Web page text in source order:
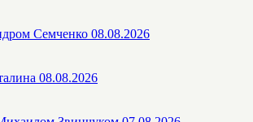
Семченко 08.08.2026
08.08.2026